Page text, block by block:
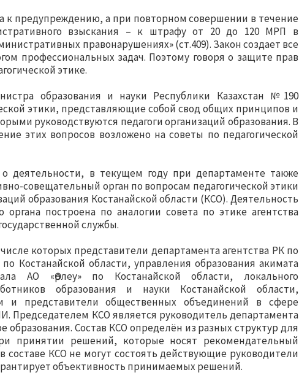
к предупреждению, а при повторном совершении в течение
взыскания – к штрафу от 20 до 120 МРП в
правонарушениях» (ст.409). Закон создает все
профессиональных задач. Поэтому говоря о защите прав
этике.
образования и науки Республики Казахстан №190
этики, представляющие собой свод общих принципов и
руководствуются педагоги организаций образования. В
этих вопросов возложено на советы по педагогической
деятельности, в текущем году при департаменте также
совещательный орган по вопросам педагогической этики
образования Костанайской области (КСО). Деятельность
органа построена по аналогии совета по этике агентства
службы.
которых представители департамента агентства РК по
Костанайской области, управления образования акимата
АО «Өрлеу» по Костанайской области, локального
образования и науки Костанайской области,
и представители общественных объединений в сфере
Председателем КСО является руководитель департамента
образования. Состав КСО определён из разных структур для
принятии решений, которые носят рекомендательный
составе КСО не могут состоять действующие руководители
объективность принимаемых решений.